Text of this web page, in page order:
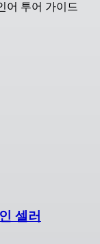
어 투어 가이드
셀러